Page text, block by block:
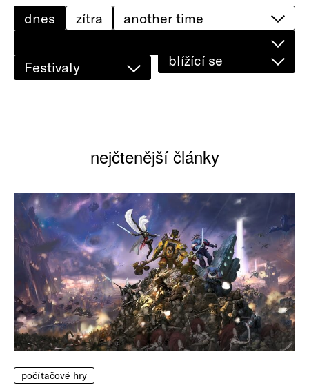
edu
Festivaly
dnes zítra
blížící se
nejčtenější články
počítačové hry